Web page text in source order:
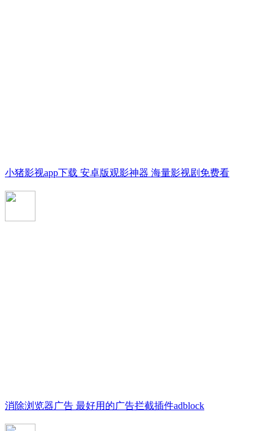
小猪影视app下载 安卓版观影神器 海量影视剧免费看
消除浏览器广告 最好用的广告拦截插件adblock